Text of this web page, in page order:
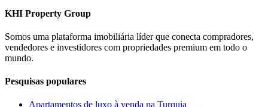
KHI Property Group
Somos uma plataforma imobiliária líder que conecta compradores,
vendedores e investidores com propriedades premium em todo o
mundo.
Pesquisas populares
Apartamentos de luxo à venda na Turquia